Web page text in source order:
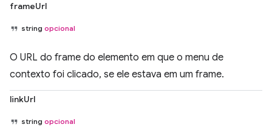
frameUrl
string opcional
O URL do frame do elemento em que o menu de
contexto foi clicado, se ele estava em um frame.
linkUrl
string opcional